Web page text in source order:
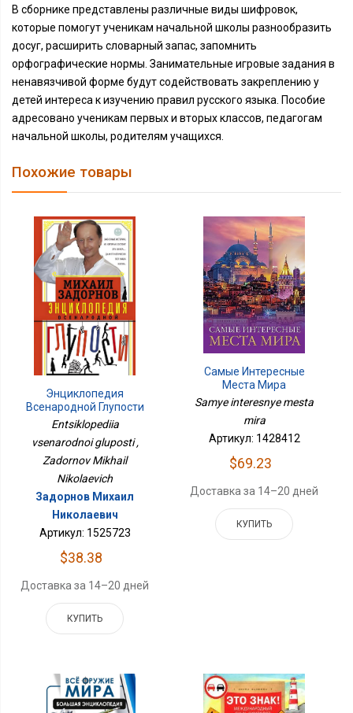
В сборнике представлены различные виды шифровок,
которые помогут ученикам начальной школы разнообразить
досуг, расширить словарный запас, запомнить
орфографические нормы. Занимательные игровые задания в
ненавязчивой форме будут содействовать закреплению у
детей интереса к изучению правил русского языка. Пособие
адресовано ученикам первых и вторых классов, педагогам
начальной школы, родителям учащихся.
Похожие товары
Энциклопедия
Всенародной Глупости
Entsiklopediia
vsenarodnoi gluposti ,
Zadornov Mikhail
Nikolaevich
Задорнов Михаил
Николаевич
Артикул: 1525723
$38.38
Доставка за 14–20 дней
КУПИТЬ
Самые Интересные
Места Мира
Samye interesnye mesta
mira
Артикул: 1428412
$69.23
Доставка за 14–20 дней
КУПИТЬ